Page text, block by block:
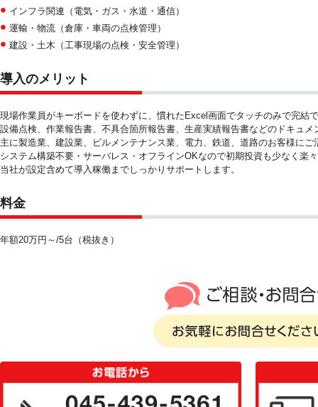
インフラ関連（電気・ガス・水道・通信）
運輸・物流（倉庫・車両の点検管理）
建設・土木（工事現場の点検・安全管理）
導入のメリット
現場作業員がキーボードを使わずに、慣れたExcel画面でタッチのみで完結
設備点検、作業報告書、不具合箇所報告書、生産実績報告書などのドキュメ
主に製造業、建設業、ビルメンテナンス業、電力、鉄道、道路のお客様にご
システム構築不要・サーバレス・オフラインOKなので初期投資も少なく楽
当社が設定含めて導入稼働までしっかりサポートします。
料金
年額20万円～/5台（税抜き）
ご相談・お問い合
お気軽にお問い合